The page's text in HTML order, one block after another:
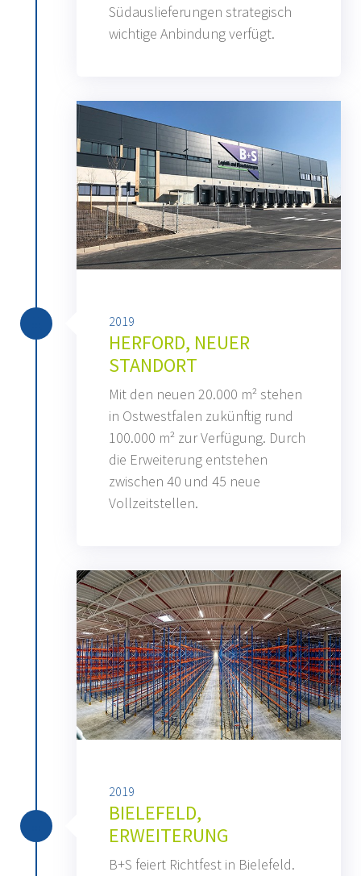
Südauslieferungen strategisch
wichtige Anbindung verfügt.
2019
HERFORD, NEUER
STANDORT
Mit den neuen 20.000 m² stehen
in Ostwestfalen zukünftig rund
100.000 m² zur Verfügung. Durch
die Erweiterung entstehen
zwischen 40 und 45 neue
Vollzeitstellen.
2019
BIELEFELD,
ERWEITERUNG
B+S feiert Richtfest in Bielefeld.